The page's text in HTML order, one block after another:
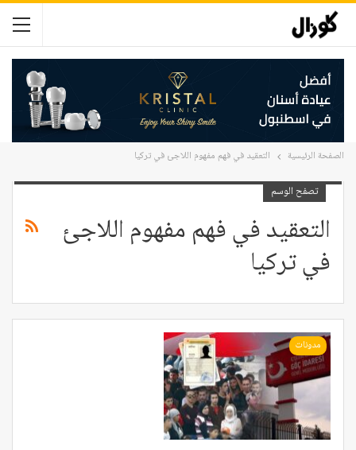
الصفحة الرئيسية التعقيد في فهم مفهوم اللاجئ في تركيا
تصفح الوسم
التعقيد في فهم مفهوم اللاجئ
في تركيا
مدونات